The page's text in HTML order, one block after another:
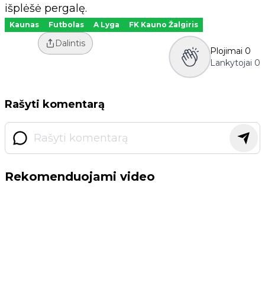
išplėšė pergalę.
Kaunas Futbolas A Lyga FK Kauno Žalgiris
Dalintis
Plojimai 0
Lankytojai 0
Rašyti komentarą
Rekomenduojami video